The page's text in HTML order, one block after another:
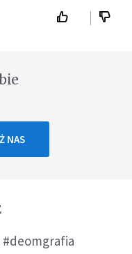
NAS
#deomgrafia